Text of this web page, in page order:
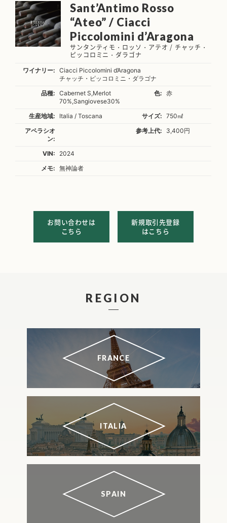
Sant’Antimo Rosso
“Ateo” / Ciacci
Piccolomini d’Aragona
サンタンティモ・ロッソ・アテオ / チャッチ・
ピッコロミニ・ダラゴナ
ワイナリー:
Ciacci Piccolomini d’Aragona
チャッチ・ピッコロミニ・ダラゴナ
品種:
Cabernet S,Merlot
70%,Sangiovese30%
色: 赤
生産地域: Italia / Toscana サイズ:
750㎖
アペラシオ
ン:
参考上代: 3,400円
VIN:
2024
メモ:
無神論者
お問い合わせは
こちら
新規取引先登録
はこちら
REGION
FRANCE
ITALIA
SPAIN